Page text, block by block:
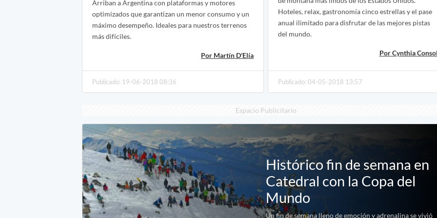
Arriban a Argentina con plataformas y motores
optimizados que garantizan un menor consumo y un
máximo desempeño. Ideales para nuestros terrenos
más difíciles.
Por Martín D'Elía
Publicado: 19-06-2018 08:36
Hoteles, relax, gastronomía cinco estrellas y el pase
anual ilimitado para disfrutar de las mejores pistas
del mundo.
Por Cynthia
Publicado: 04-05-2018 13:57
Espacio Publicitario
Histórico fin de semana en
Catedral con la Copa del
Mundo
Un fin de semana lleno de emoción y adrenalina se vivió